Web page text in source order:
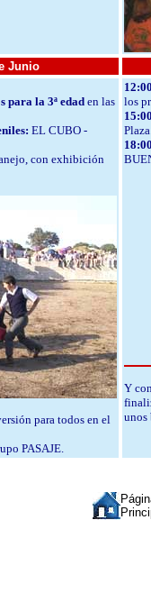
Junio
para la 3ª edaden las
EL CUBO -
con exhibición
para todos en el
PASAJE.
los
Y
unos